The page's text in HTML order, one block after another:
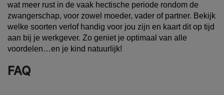
wat meer rust in de vaak hectische periode rondom de
zwangerschap, voor zowel moeder, vader of partner. Bekijk
welke soorten verlof handig voor jou zijn en kaart dit op tijd
aan bij je werkgever. Zo geniet je optimaal van alle
voordelen…en je kind natuurlijk!
FAQ